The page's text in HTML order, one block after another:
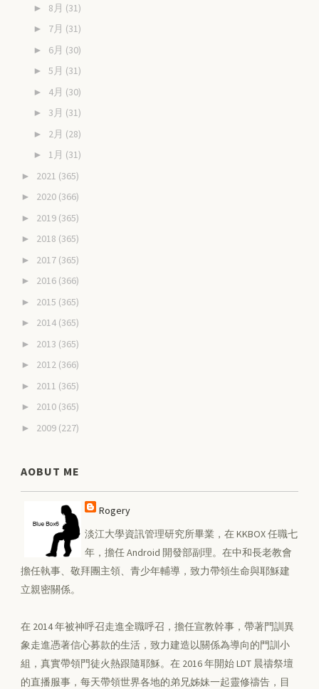
► 8月 (31)
► 7月 (31)
► 6月 (30)
► 5月 (31)
► 4月 (30)
► 3月 (31)
► 2月 (28)
► 1月 (31)
► 2021 (365)
► 2020 (366)
► 2019 (365)
► 2018 (365)
► 2017 (365)
► 2016 (366)
► 2015 (365)
► 2014 (365)
► 2013 (365)
► 2012 (366)
► 2011 (365)
► 2010 (365)
► 2009 (227)
AOBUT ME
Rogery
淡江大學資訊管理研究所畢業，在 KKBOX 任職七
年，擔任 Android 開發部副理。在中和長老教會
擔任執事、敬拜團主領、青少年輔導，致力帶領生命與耶穌建
立親密關係。
在 2014 年被神呼召走進全職呼召，擔任宣教幹事，帶著門訓異
象走進憑著信心募款的生活，致力建造以關係為導向的門訓小
組，真實帶領門徒火熱跟隨耶穌。在 2016 年開始 LDT 晨禱祭壇
的直播服事，每天帶領世界各地的弟兄姊妹一起靈修禱告，目